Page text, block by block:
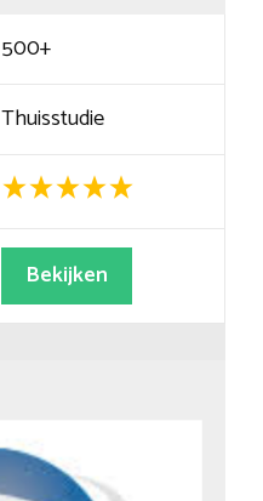
500+
Thuisstudie
Bekijken